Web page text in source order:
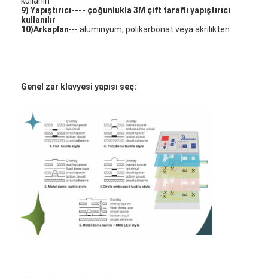
PCB ve Silikon Kauçuk Membran Değiştiricisi
Koruyucu film ve izleme kağıdı ambalajı
9) Yapıştırıcı---- çoğunlukla 3M çift taraflı yapıştırıcı
kullanılır
10)Arkaplan--- alüminyum, polikarbonat veya akrilikten
Genel zar klavyesi yapısı seç: